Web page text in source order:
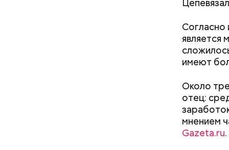
Согласно
является
имеют
Около
отец:
мнением
Gazeta.ru.